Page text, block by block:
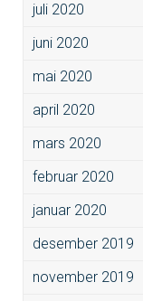
juli 2020
juni 2020
mai 2020
april 2020
mars 2020
februar 2020
januar 2020
desember 2019
november 2019